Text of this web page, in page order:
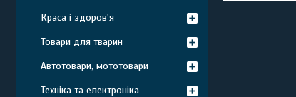
Краса і здоров'я
Товари для тварин
Автотовари, мототовари
Техніка та електроніка